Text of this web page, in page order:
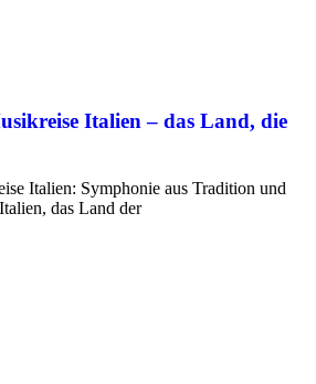
Italien – das Land, die
Italien: Symphonie aus Tradition und
das Land der